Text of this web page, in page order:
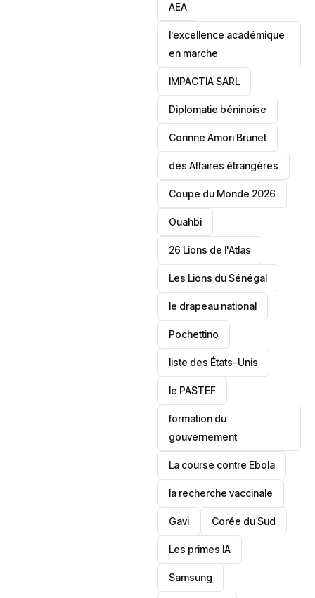
AEA
l’excellence académique
en marche
IMPACTIA SARL
‎Diplomatie béninoise
Corinne Amori Brunet
des Affaires étrangères
‎Coupe du Monde 2026
Ouahbi
26 Lions de l'Atlas
Les Lions du Sénégal
le drapeau national
Pochettino
liste des États-Unis
le PASTEF
formation du
gouvernement
La course contre Ebola
la recherche vaccinale
Gavi ‎Corée du Sud
Les primes IA
Samsung